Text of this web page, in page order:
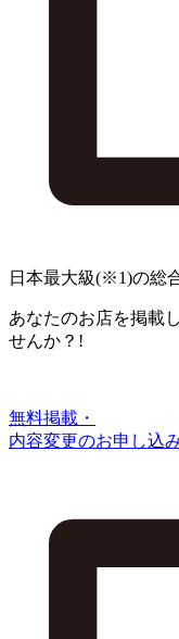
日本最大級(※1)の総
あなたのお店を掲載
せんか？!
無料掲載・
内容変更のお申し込